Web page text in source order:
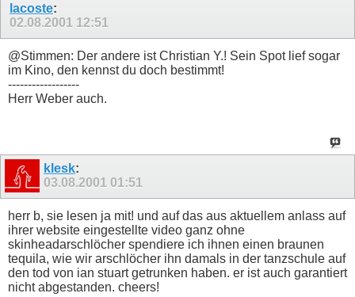
lacoste:
02.08.2001 12:51
@Stimmen: Der andere ist Christian Y.! Sein Spot lief sogar
im Kino, den kennst du doch bestimmt!
------------------
Herr Weber auch.
klesk:
03.08.2001 01:51
herr b, sie lesen ja mit! und auf das aus aktuellem anlass auf
ihrer website eingestellte video ganz ohne
skinheadarschlöcher spendiere ich ihnen einen braunen
tequila, wie wir arschlöcher ihn damals in der tanzschule auf
den tod von ian stuart getrunken haben. er ist auch garantiert
nicht abgestanden. cheers!